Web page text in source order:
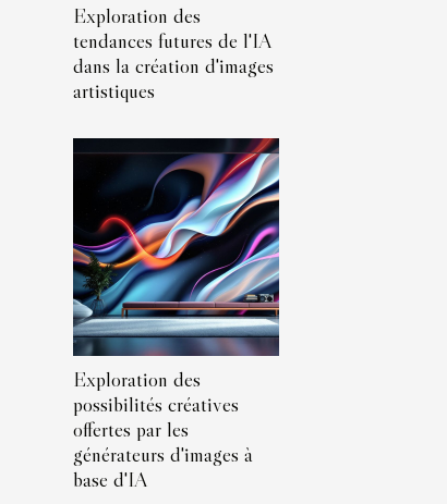
Exploration des
tendances futures de l'IA
dans la création d'images
artistiques
Exploration des
possibilités créatives
offertes par les
générateurs d'images à
base d'IA